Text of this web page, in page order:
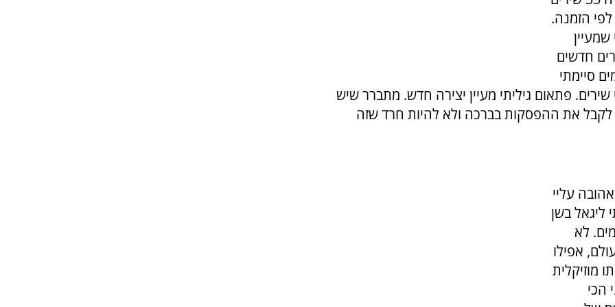
הזמנה.
חדשים
סיימתי
פתאום גיליתי מעיין יצירה חדש. מתברר שיש
לקבל את ההפסקות בברכה ולא להיות חרד שזה
האהובה עליי
ליגאל בשן
לא
אפילו
מוזיקלית
הכי